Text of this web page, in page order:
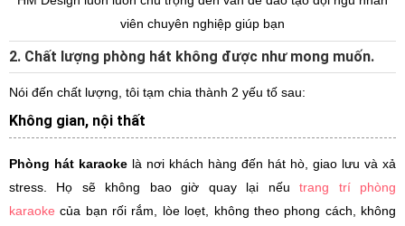
viên chuyên nghiệp giúp bạn
2. Chất lượng phòng hát không được như mong muốn.
Nói đến chất lượng, tôi tạm chia thành 2 yếu tố sau:
Không gian, nội thất
Phòng hát karaoke là nơi khách hàng đến hát hò, giao lưu và xả
stress. Họ sẽ không bao giờ quay lại nếutrang trí phòng
karaoke của bạn rối rắm, lòe loẹt, không theo phong cách, không